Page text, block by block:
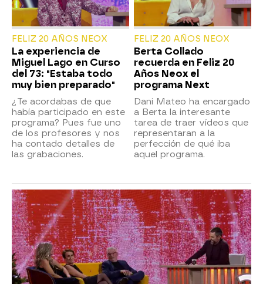
FELIZ 20 AÑOS NEOX
La experiencia de
Miguel Lago en Curso
del 73: "Estaba todo
muy bien preparado"
¿Te acordabas de que
había participado en este
programa? Pues fue uno
de los profesores y nos
ha contado detalles de
las grabaciones.
FELIZ 20 AÑOS NEOX
Berta Collado
recuerda en Feliz 20
Años Neox el
programa Next
Dani Mateo ha encargado
a Berta la interesante
tarea de traer vídeos que
representaran a la
perfección de qué iba
aquel programa.